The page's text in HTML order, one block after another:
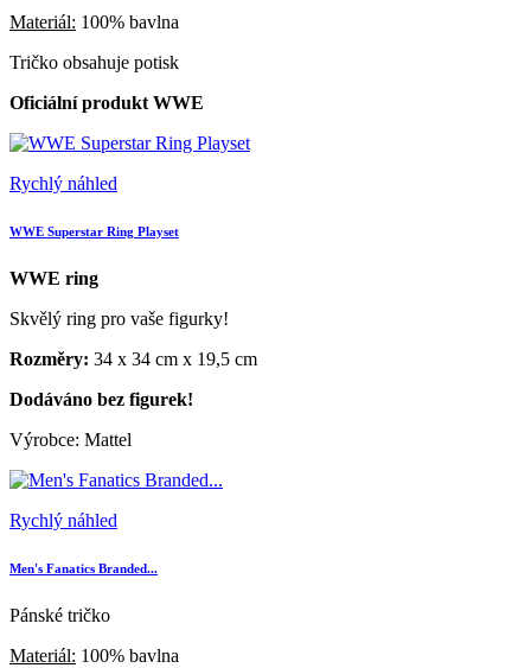
Materiál: 100% bavlna
Tričko obsahuje potisk
Oficiální produkt WWE
Rychlý náhled
WWE Superstar Ring Playset
WWE ring
Skvělý ring pro vaše figurky!
Rozměry: 34 x 34 cm x 19,5 cm
Dodáváno bez figurek!
Výrobce: Mattel
Rychlý náhled
Men's Fanatics Branded...
Pánské tričko
Materiál: 100% bavlna